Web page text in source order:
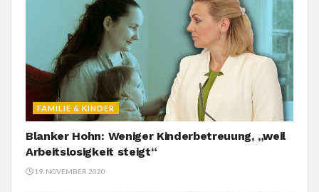
FAMILIE & KINDER
Blanker Hohn: Weniger Kinderbetreuung, „weil
Arbeitslosigkeit steigt“
19. NOVEMBER 2020